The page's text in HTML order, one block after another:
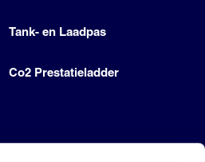
Tank- en Laadpas
Co2 Prestatieladder